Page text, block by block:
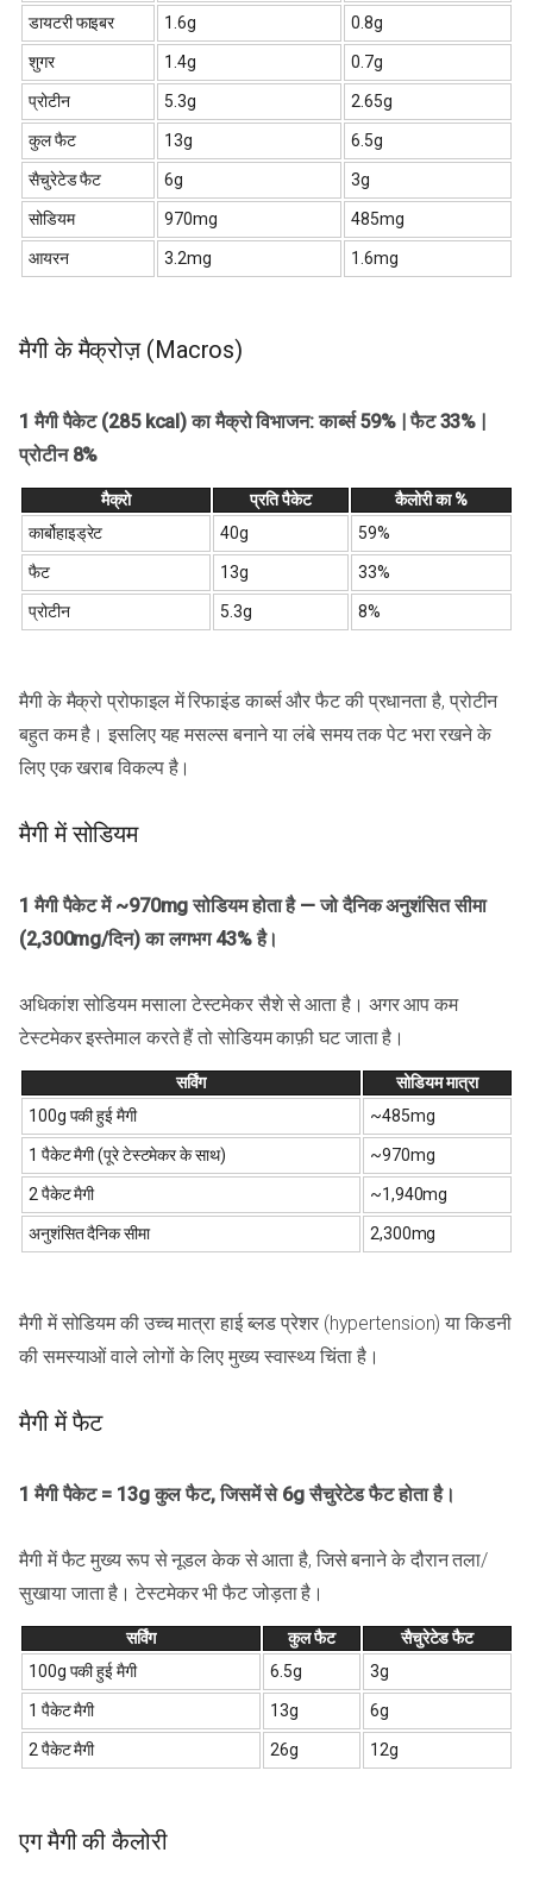
डायटरी फाइबर 1.6g 0.8g
शुगर 1.4g 0.7g
प्रोटीन 5.3g 2.65g
कुल फैट 13g 6.5g
सैचुरेटेड फैट 6g 3g
सोडियम 970mg 485mg
आयरन 3.2mg 1.6mg
मैगी के मैक्रोज़ (Macros)
1 मैगी पैकेट (285 kcal) का मैक्रो विभाजन: कार्ब्स 59% | फैट 33% |
प्रोटीन 8%
मैक्रो प्रति पैकेट
कैलोरी का %
कार्बोहाइड्रेट
40g 59%
फैट 13g 33%
प्रोटीन 5.3g 8%
मैगी के मैक्रो प्रोफाइल में रिफाइंड कार्ब्स और फैट की प्रधानता है, प्रोटीन
बहुत कम है। इसलिए यह मसल्स बनाने या लंबे समय तक पेट भरा रखने के
लिए एक खराब विकल्प है।
मैगी में सोडियम
1 मैगी पैकेट में ~970mg सोडियम होता है — जो दैनिक अनुशंसित सीमा
(2,300mg/दिन) का लगभग 43% है।
अधिकांश सोडियम मसाला टेस्टमेकर सैशे से आता है। अगर आप कम
टेस्टमेकर इस्तेमाल करते हैं तो सोडियम काफ़ी घट जाता है।
सर्विंग
सोडियम मात्रा
100g पकी हुई मैगी
~485mg
1 पैकेट मैगी (पूरे टेस्टमेकर के साथ) ~970mg
2 पैकेट मैगी ~1,940mg
अनुशंसित दैनिक सीमा 2,300mg
मैगी में सोडियम की उच्च मात्रा हाई ब्लड प्रेशर (hypertension) या किडनी
की समस्याओं वाले लोगों के लिए मुख्य स्वास्थ्य चिंता है।
मैगी में फैट
1 मैगी पैकेट = 13g कुल फैट, जिसमें से 6g सैचुरेटेड फैट होता है।
मैगी में फैट मुख्य रूप से नूडल केक से आता है, जिसे बनाने के दौरान तला/
सुखाया जाता है। टेस्टमेकर भी फैट जोड़ता है।
सर्विंग कुल फैट
सैचुरेटेड फैट
100g पकी हुई मैगी
6.5g 3g
1 पैकेट मैगी 13g 6g
2 पैकेट मैगी 26g 12g
एग मैगी की कैलोरी